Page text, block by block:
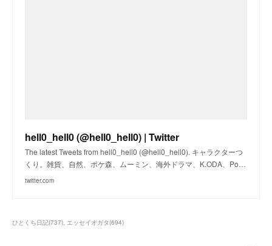
hell0_hell0 (@hell0_hell0) | Twitter
The latest Tweets from hell0_hell0 (@hell0_hell0). キャラクターつ
くり。雑貨、自然、ポケ森、ムーミン、海外ドラマ、K.ODA、Po…
twitter.com
ひとくち日記(737) エッセイオガタ(694)